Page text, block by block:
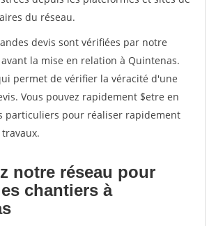
du réseau.
devis sont vérifiées par notre
la mise en relation à Quintenas.
permet de vérifier la véracité d'une
Vous pouvez rapidement $etre en
particuliers pour réaliser rapidement
notre réseau pour
chantiers à